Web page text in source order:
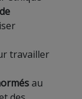
travailler
au